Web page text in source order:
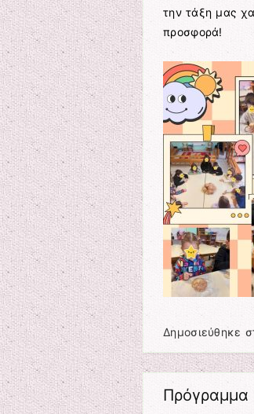
την τάξη μας
προσφορά!
Δημοσιεύθηκε
Πρόγραμμα